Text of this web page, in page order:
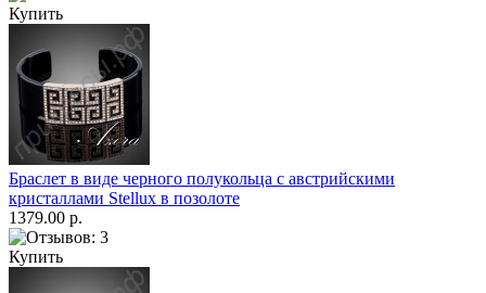
Купить
Браслет в виде черного полукольца с австрийскими
кристаллами Stellux в позолоте
1379.00 р.
Купить